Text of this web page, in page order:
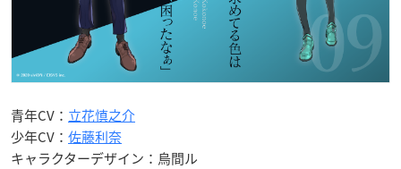
青年CV： 立花慎之介
少年CV： 佐藤利奈
キャラクターデザイン：烏間ル